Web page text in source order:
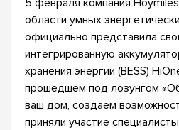
5 февраля компания
области умных
официально представила
интегрированную
хранения энергии (BESS)
прошедшем под лозунгом
ваш дом, создаем
приняли участие